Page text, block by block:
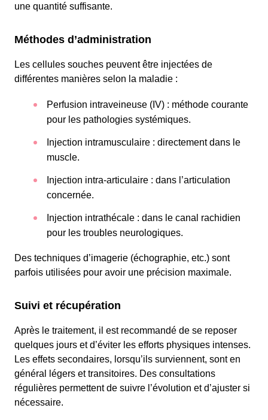
une quantité suffisante.
Méthodes d’administration
Les cellules souches peuvent être injectées de
différentes manières selon la maladie :
Perfusion intraveineuse (IV) : méthode courante
pour les pathologies systémiques.
Injection intramusculaire : directement dans le
muscle.
Injection intra-articulaire : dans l’articulation
concernée.
Injection intrathécale : dans le canal rachidien
pour les troubles neurologiques.
Des techniques d’imagerie (échographie, etc.) sont
parfois utilisées pour avoir une précision maximale.
Suivi et récupération
Après le traitement, il est recommandé de se reposer
quelques jours et d’éviter les efforts physiques intenses.
Les effets secondaires, lorsqu’ils surviennent, sont en
général légers et transitoires. Des consultations
régulières permettent de suivre l’évolution et d’ajuster si
nécessaire.